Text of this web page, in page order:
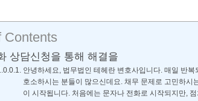
Contents
상담신청을 통해 해결을
안녕하세요, 법무법인 테헤란 변호사입니다. 매일 반
호소하시는 분들이 많으신데요. 채무 문제로 고민하
이 시작됩니다. 처음에는 문자나 전화로 시작되지만,